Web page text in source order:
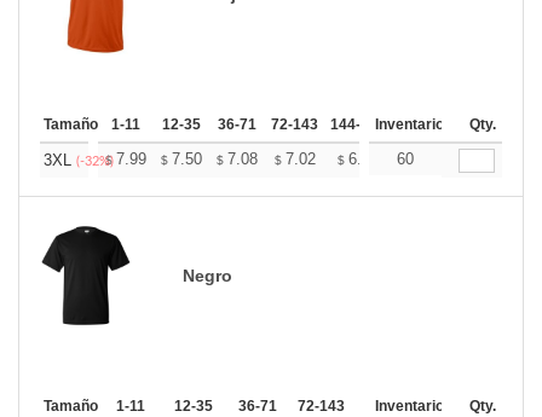
Tamaño 1-11 12-35 36-71 72-143 144-287 288 + Más
Inventario Qty.
3XL (-32%)
$7.99 $ 7.50 $ 7.08 $ 7.02 $ 6.90 $6.84
60
Negro
Tamaño 1-11 12-35 36-71 72-143 144-287 288 +
Inventario Qty.